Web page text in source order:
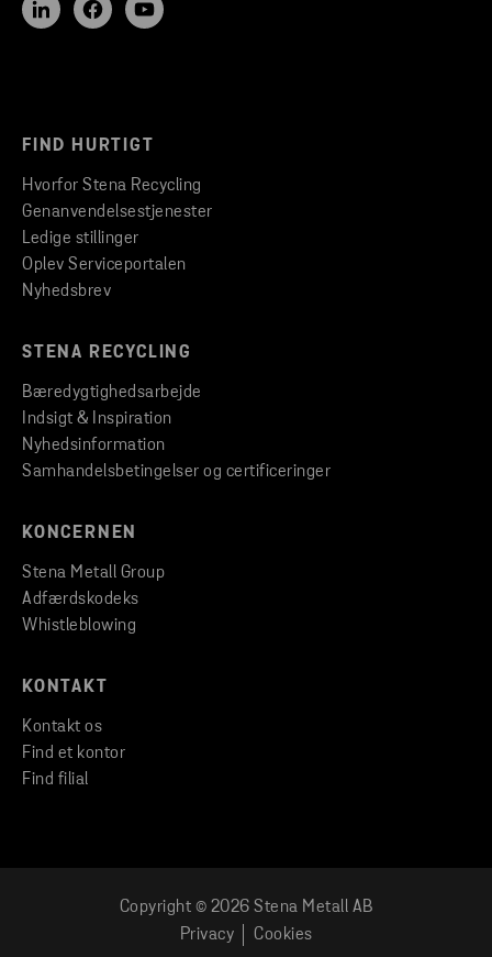
FIND HURTIGT
Hvorfor Stena Recycling
Genanvendelsestjenester
Ledige stillinger
Oplev Serviceportalen
Nyhedsbrev
STENA RECYCLING
Bæredygtighedsarbejde
Indsigt & Inspiration
Nyhedsinformation
Samhandelsbetingelser og certificeringer
KONCERNEN
Stena Metall Group
Adfærdskodeks
Whistleblowing
KONTAKT
Kontakt os
Find et kontor
Find filial
Copyright © 2026 Stena Metall AB
Privacy
Cookies